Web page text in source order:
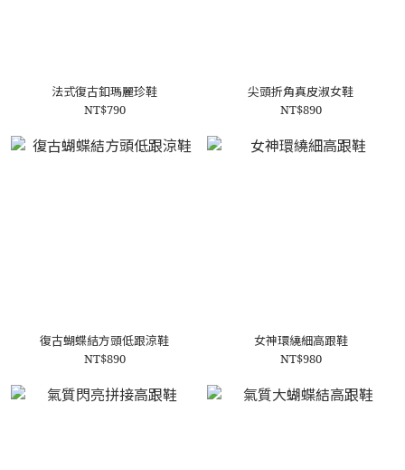
法式復古釦瑪麗珍鞋
NT$790
尖頭折角真皮淑女鞋
NT$890
復古蝴蝶結方頭低跟涼鞋
NT$890
女神環繞細高跟鞋
NT$980